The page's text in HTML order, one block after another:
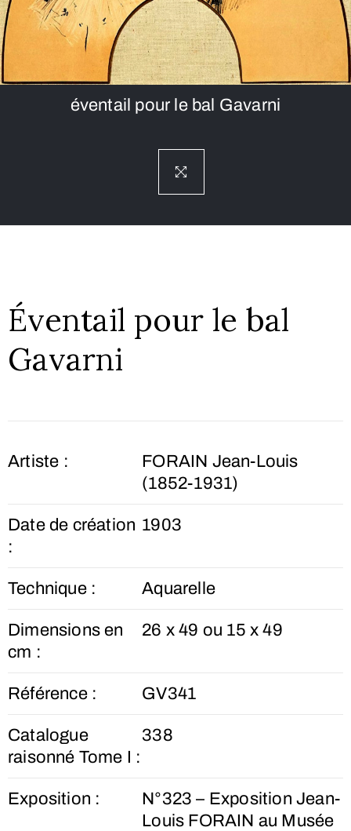
éventail pour le bal Gavarni
Éventail pour le bal
Gavarni
Artiste :
FORAIN Jean-Louis
(1852-1931)
Date de création
:
1903
Technique : Aquarelle
Dimensions en
cm :
26 x 49 ou 15 x 49
Référence : GV341
Catalogue
raisonné Tome I :
338
Exposition :
N°323 – Exposition Jean-
Louis FORAIN au Musée